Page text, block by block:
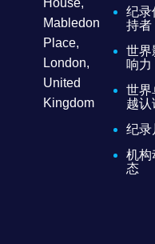
Mabledon
Place,
London,
United
Kingdom
纪录
持者
世界
响力
世界
越认
纪录
机构
态